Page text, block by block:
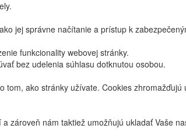
jej správne načítanie a prístup k
funkcionality webovej stránky.
bez udelenia súhlasu dotknutou osobou.
tom, ako stránky užívate. Cookies zhromažďujú
zároveň nám taktiež umožňujú ukladať Vaše